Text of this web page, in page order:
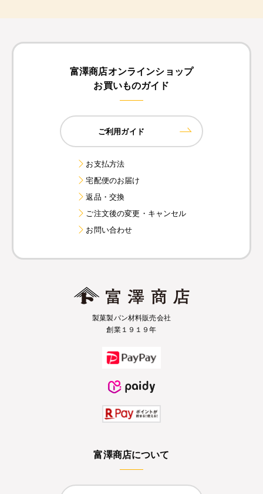
富澤商店オンラインショップ
お買いものガイド
ご利用ガイド
お支払方法
宅配便のお届け
返品・交換
ご注文後の変更・キャンセル
お問い合わせ
製菓製パン材料販売会社
創業１９１９年
富澤商店について